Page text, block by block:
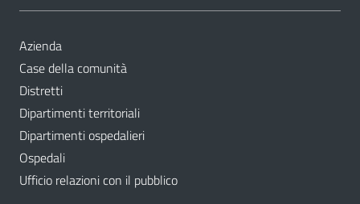
Azienda
Case della comunità
Distretti
Dipartimenti territoriali
Dipartimenti ospedalieri
Ospedali
Ufficio relazioni con il pubblico